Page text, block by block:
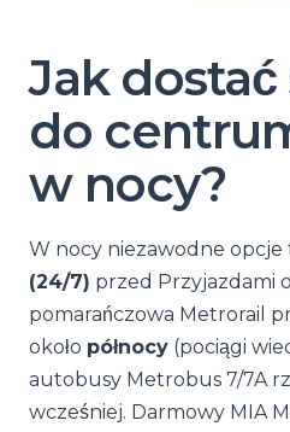
Jak dostać
do
w nocy?
W nocy niezawodne opcje
(24/7) przed Przyjazdami
pomarańczowa Metrorail
około północy (pociągi
autobusy Metrobus 7/7A
wcześniej. Darmowy MIA